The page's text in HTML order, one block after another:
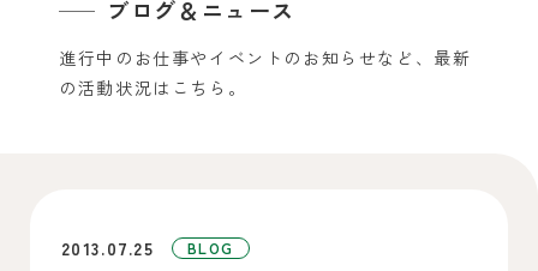
ブログ＆ニュース
進行中のお仕事やイベントのお知らせなど、 最新
の活動状況はこちら。
2013.07.25 BLOG